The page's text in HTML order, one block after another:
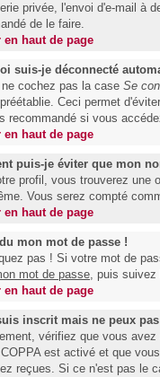
privée, l'envoi d'e-mail à
de le faire.
en haut de page
suis-je déconnecté
cochez pas la case Se
Ceci permet
recommandé si vous
en haut de page
puis-je éviter que mon
profil, vous trouverez une
Vous serez compté
en haut de page
mon mot de passe !
pas ! Si votre mot de
mot de passe, puis suivez
en haut de page
inscrit mais ne peux
vérifiez que vous
est activé et que
reçues. Si ce n'est pas le